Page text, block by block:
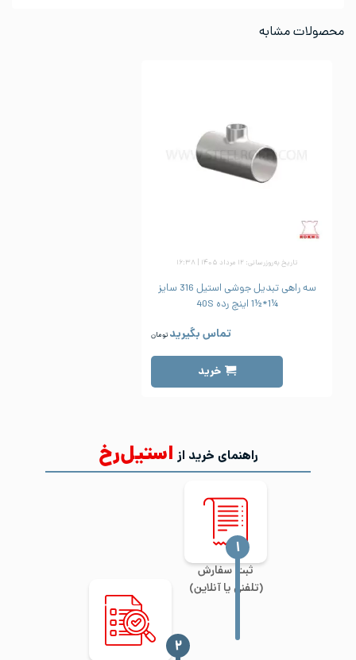
محصولات مشابه
تاریخ به‌روزرسانی: ۱۲ مرداد ۱۴۰۵ | ۱۶:۳۸
سه راهی تبدیل جوشی استیل 316 سایز
¼1*½1 اینچ رده 40S
تماس بگیرید تومان
خرید
راهنمای خرید از استیل‌رخ
ثبت سفارش
(تلفنی یا آنلاین)
‍۱
‍۲